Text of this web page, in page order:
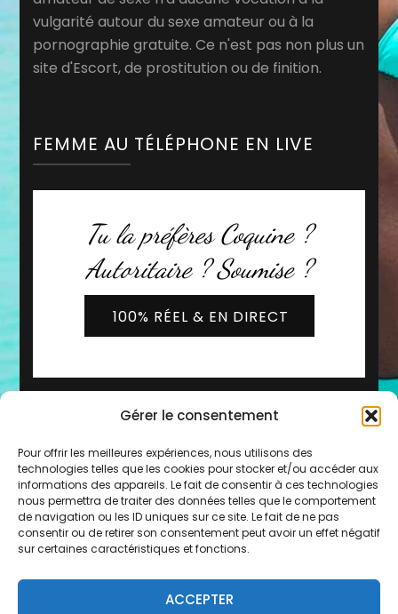
Gérer le consentement
Pour offrir les meilleures expériences, nous utilisons des
technologies telles que les cookies pour stocker et/ou accéder aux
informations des appareils. Le fait de consentir à ces technologies
nous permettra de traiter des données telles que le comportement
de navigation ou les ID uniques sur ce site. Le fait de ne pas
consentir ou de retirer son consentement peut avoir un effet négatif
sur certaines caractéristiques et fonctions.
ACCEPTER
vulgarité autour du sexe amateur ou à la
pornographie gratuite. Ce n'est pas non plus un
site d'Escort, de prostitution ou de finition.
FEMME AU TÉLÉPHONE EN LIVE
Tu la préfères Coquine ?
Autoritaire ? Soumise ?
100% RÉEL & EN DIRECT
2019 - 2026 © Copyright -Les Copines d'Olivia
* Service 0,80€/min + prix de l'appel
Mentions légales-CGU-FAQ-Contact-Plan du
site